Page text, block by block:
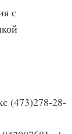
с
(473)278-28-